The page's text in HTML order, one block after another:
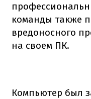
команды также
вредоносного
на своем ПК.
Компьютер был